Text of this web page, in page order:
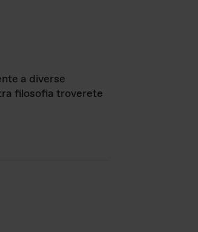
a diverse
filosofia troverete